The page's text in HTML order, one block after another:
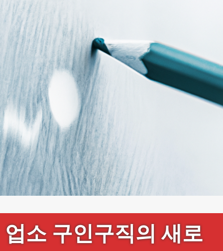
업소 구인구직의 새로